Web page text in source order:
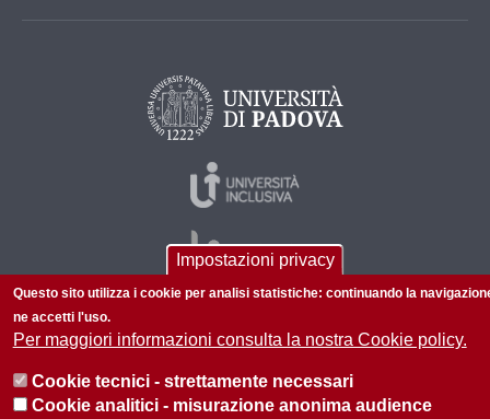
© 2026 Università di Padova - Tutti i diritti riservati
P.I. 00742430283 C.F. 80006480281
Privacy policy
Impostazioni privacy
Questo sito utilizza i cookie per analisi statistiche: continuando la
ne accetti l'uso.
Per maggiori informazioni consulta la nostra Cookie policy.
Cookie tecnici - strettamente necessari
Cookie analitici - misurazione anonima audience